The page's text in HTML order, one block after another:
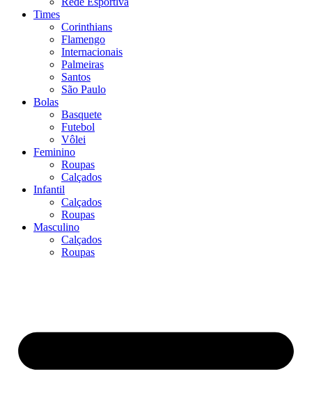
Times
Corinthians
Flamengo
Internacionais
Palmeiras
Santos
São Paulo
Bolas
Basquete
Futebol
Vôlei
Feminino
Roupas
Calçados
Infantil
Calçados
Roupas
Masculino
Calçados
Roupas